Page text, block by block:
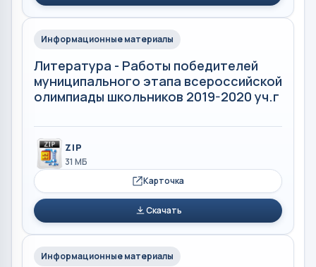
Информационные материалы
Литература - Работы победителей
муниципального этапа всероссийской
олимпиады школьников 2019-2020 уч.г
ZIP
31 МБ
Карточка
Скачать
Информационные материалы